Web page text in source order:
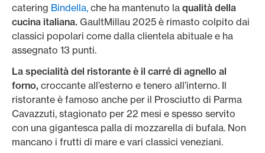
catering Bindella, che ha mantenuto la qualità della
cucina italiana. GaultMillau 2025 è rimasto colpito dai
classici popolari come dalla clientela abituale e ha
assegnato 13 punti.
La specialità del ristorante è il carré di agnello al
forno, croccante all’esterno e tenero all’interno. Il
ristorante è famoso anche per il Prosciutto di Parma
Cavazzuti, stagionato per 22 mesi e spesso servito
con una gigantesca palla di mozzarella di bufala. Non
mancano i frutti di mare e vari classici veneziani.